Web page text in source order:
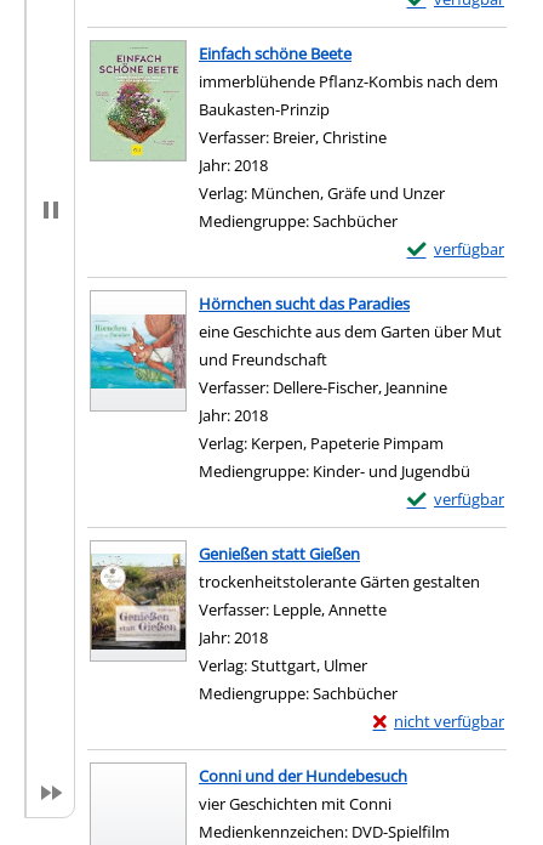
Zum Download
Einfach schöne Beete
immerblühende Pflanz-Kombis nach dem
Baukasten-Prinzip
Verfasser: Breier, Christine
Jahr:2018
Verlag: München, Gräfe und Unzer
Mediengruppe:Sachbücher
verfügbar
Exemplar-Details
Zum Download
Hörnchen sucht das Paradies
eine Geschichte aus dem Garten über Mut
und Freundschaft
Verfasser: Dellere-Fischer, Jeannine
Jahr:2018
Verlag: Kerpen, Papeterie Pimpam
Mediengruppe: Kinder- und Jugendbü
verfügbar
Exemplar-Details
Zum Download
Genießen statt Gießen
trockenheitstolerante Gärten gestalten
Verfasser: Lepple, Annette
Jahr:2018
Verlag:Stuttgart, Ulmer
Mediengruppe:Sachbücher
nicht verfügbar
Exemplar-Details von
Zum Download von
Conni und der Hundebesuch
vier Geschichten mit Conni
Suche nach diesem Verfasser
Medienkennzeichen: DVD-Spielfilm